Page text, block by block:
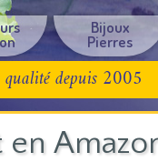
Bijoux
Pierres
depuis 2005